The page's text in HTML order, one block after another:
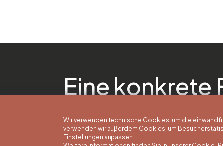
Eine konkrete
Wir verwenden technische Cookies, um die
verwenden wir außerdem Cookies, um
Einstellungen anpassen.